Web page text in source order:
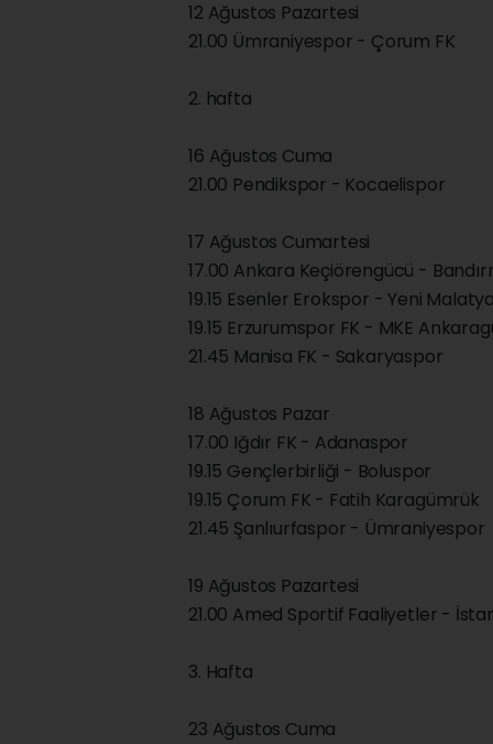
12 Ağustos Pazartesi
21.00 Ümraniyespor - Çorum FK
2. hafta
16 Ağustos Cuma
21.00 Pendikspor - Kocaelispor
17 Ağustos Cumartesi
17.00 Ankara Keçiörengücü -
19.15 Esenler Erokspor - Yeni
19.15 Erzurumspor FK - MKE
21.45 Manisa FK - Sakaryaspor
18 Ağustos Pazar
17.00 Iğdır FK - Adanaspor
19.15 Gençlerbirliği - Boluspor
19.15 Çorum FK - Fatih Karagümrük
21.45 Şanlıurfaspor - Ümraniyespor
19 Ağustos Pazartesi
21.00 Amed Sportif Faaliyetler -
3. Hafta
23 Ağustos Cuma